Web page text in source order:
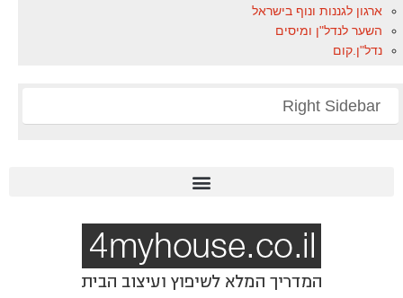
ארגון לגננות ונוף בישראל
השער לנדל"ן ומיסים
נדל"ן.קום
Right Sidebar